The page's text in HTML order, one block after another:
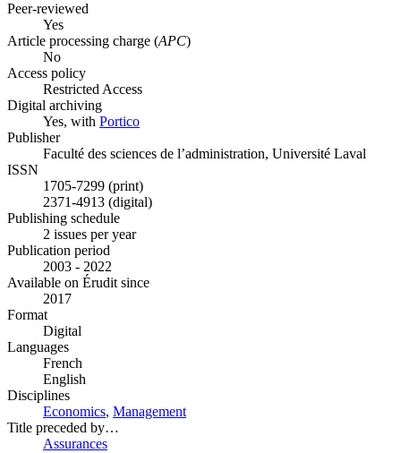
Peer-reviewed
Yes
Article processing charge (APC)
No
Access policy
Restricted Access
Digital archiving
Yes, with Portico
Publisher
Faculté des sciences de l’administration, Université Laval
ISSN
1705-7299 (print)
2371-4913 (digital)
Publishing schedule
2 issues per year
Publication period
2003 - 2022
Available on Érudit since
2017
Format
Digital
Languages
French
English
Disciplines
Economics, Management
Title preceded by…
Assurances